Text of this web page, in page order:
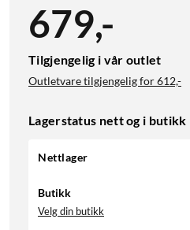
679,-
Tilgjengelig i vår outlet
Outletvare tilgjengelig for612,-
Lagerstatus nett og i butikk
Nettlager
Butikk
Velg din butikk